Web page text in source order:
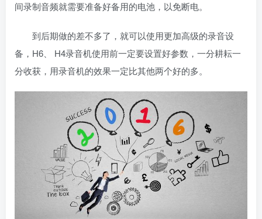
间录制音频就需要准备好备用的电池，以免断电。
到后期做的差不多了，就可以使用更加高级的录音设
备，H6、 H4录音机使用前一定要设置好参数，一分耕耘一
分收获，用录音机的效果一定比其他两个好的多。